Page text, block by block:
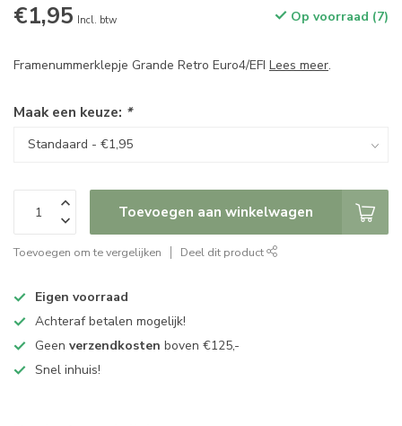
€1,95 Incl. btw Op voorraad (7)
Framenummerklepje Grande Retro Euro4/EFI Lees meer.
Maak een keuze: *
Toevoegen aan winkelwagen
Toevoegen om te vergelijken Deel dit product
Eigen voorraad
Achteraf betalen mogelijk!
Geen verzendkosten boven €125,-
Snel inhuis!